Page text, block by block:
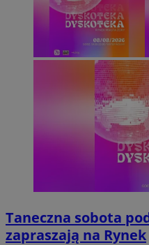
Taneczna sobota
zapraszają na Rynek